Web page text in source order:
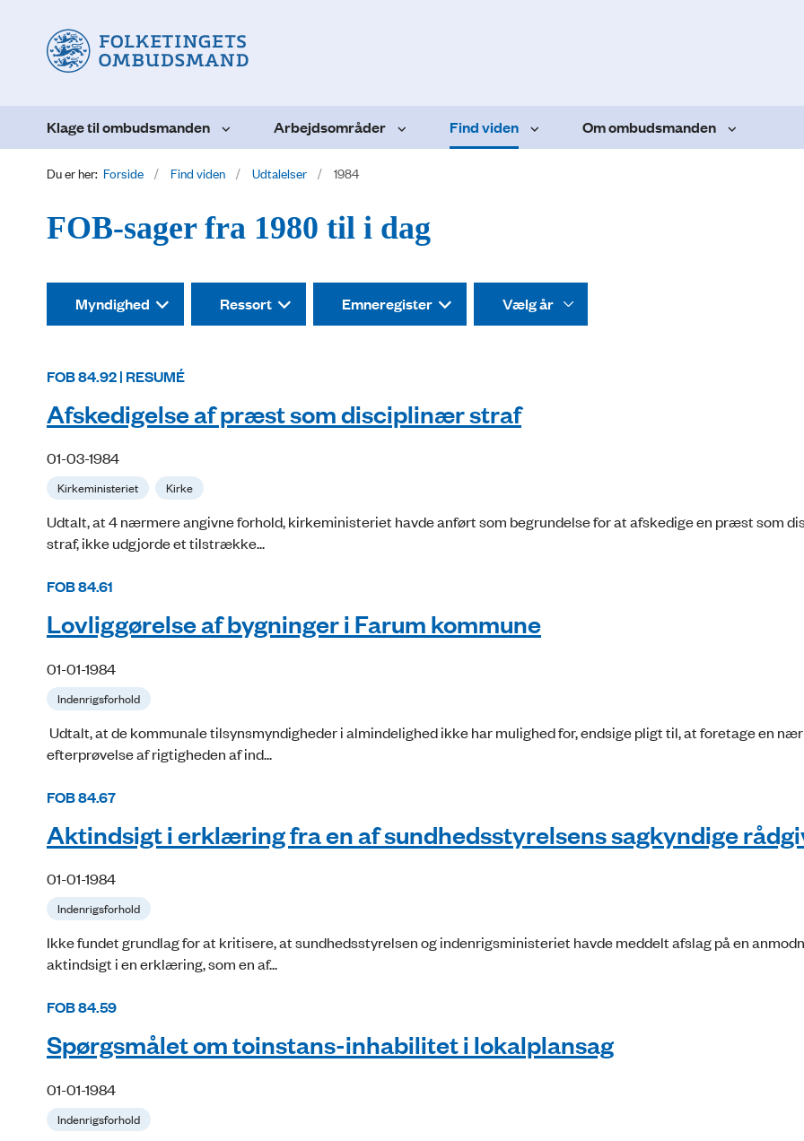
Klage til ombudsmanden Arbejdsområder Find viden Om ombudsmanden
Du er her: Forside Find viden Udtalelser 1984
FOB-sager fra 1980 til i dag
Myndighed Ressort Emneregister
FOB 84.92 | RESUMÉ
Afskedigelse af præst som disciplinær straf
01-03-1984
Kirkeministeriet Kirke
Udtalt, at 4 nærmere angivne forhold, kirkeministeriet havde anført som begrundelse for at afskedige en præst som
straf, ikke udgjorde et tilstrække...
FOB 84.61
Lovliggørelse af bygninger i Farum kommune
01-01-1984
Indenrigsforhold
Udtalt, at de kommunale tilsynsmyndigheder i almindelighed ikke har mulighed for, endsige pligt til, at foretage en
efterprøvelse af rigtigheden af ind...
FOB 84.67
Aktindsigt i erklæring fra en af sundhedsstyrelsens sagkyndige
01-01-1984
Indenrigsforhold
Ikke fundet grundlag for at kritisere, at sundhedsstyrelsen og indenrigsministeriet havde meddelt afslag på en
aktindsigt i en erklæring, som en af...
FOB 84.59
Spørgsmålet om toinstans-inhabilitet i lokalplansag
01-01-1984
Indenrigsforhold